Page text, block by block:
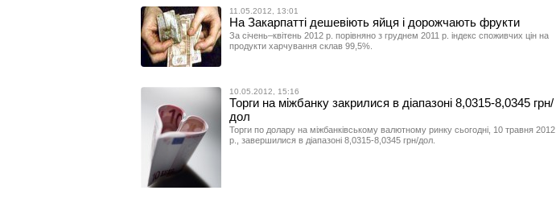
11.05.2012, 13:01
На Закарпатті дешевіють яйця і дорожчають фрукти
За січень–квітень 2012 р. порівняно з груднем 2011 р. індекс споживчих цін на
продукти харчування склав 99,5%.
10.05.2012, 15:16
Торги на міжбанку закрилися в діапазоні 8,0315-8,0345 грн/
дол
Торги по долару на міжбанківському валютному ринку сьогодні, 10 травня 2012
р., завершилися в діапазоні 8,0315-8,0345 грн/дол.